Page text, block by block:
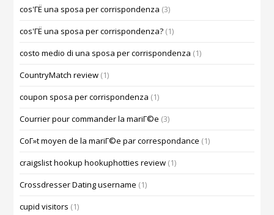
cos'ГЁ una sposa per corrispondenza (3)
cos'ГЁ una sposa per corrispondenza? (1)
costo medio di una sposa per corrispondenza (1)
CountryMatch review (1)
coupon sposa per corrispondenza (1)
Courrier pour commander la mariГ©e (3)
CoГ»t moyen de la mariГ©e par correspondance (1)
craigslist hookup hookuphotties review (1)
Crossdresser Dating username (1)
cupid visitors (1)